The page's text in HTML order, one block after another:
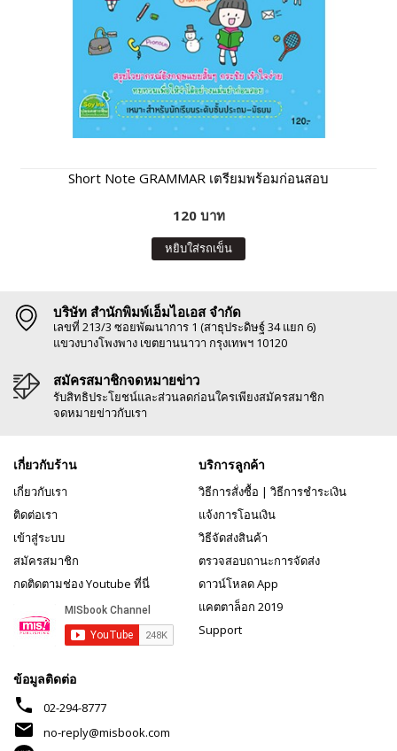
Short Note GRAMMAR เตรียมพร้อมก่อนสอบ
120 บาท
หยิบใส่รถเข็น
บริษัท สำนักพิมพ์เอ็มไอเอส จำกัด
เลขที่ 213/3 ซอยพัฒนาการ 1 (สาธุประดิษฐ์ 34 แยก 6)
แขวงบางโพงพาง เขตยานนาวา กรุงเทพฯ 10120
สมัครสมาชิกจดหมายข่าว
รับสิทธิประโยชน์และส่วนลดก่อนใครเพียงสมัครสมาชิก
จดหมายข่าวกับเรา
เกี่ยวกับร้าน
เกี่ยวกับเรา
ติดต่อเรา
เข้าสู่ระบบ
สมัครสมาชิก
กดติดตามช่อง Youtube ที่นี่
บริการลูกค้า
วิธีการสั่งซื้อ | วิธีการชำระเงิน
แจ้งการโอนเงิน
วิธีจัดส่งสินค้า
ตรวจสอบถานะการจัดส่ง
ดาวน์โหลด App
แคตตาล็อก 2019
Support
ข้อมูลติดต่อ
phone 02-294-8777
mail
no-reply@misbook.com